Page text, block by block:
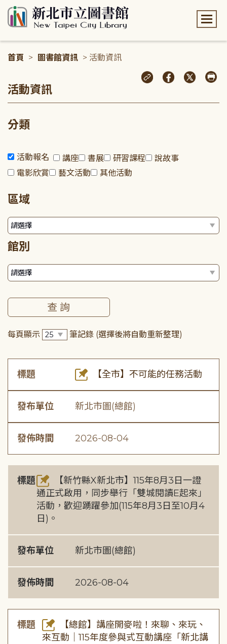
首頁 > 圖書館資訊 > 活動資訊
活動資訊
分類
活動報名 講座 書展 研習課程
說故事
電影欣賞
藝文活動 其他活動
區域
館別
每頁顯示 筆記錄 (選擇後將自動重新整理)
標題 【全市】不可能的任務活動
發布單位 新北市圖(總館)
發佈時間 2026-08-04
標題
【新竹縣X新北市】115年8月3日一證
通正式啟用，同步舉行「雙城閱讀E起來」
活動，歡迎踴躍參加(115年8月3日至10月4
日)。
發布單位 新北市圖(總館)
發佈時間 2026-08-04
標題
【總館】講座開麥啦！來聊、來玩、
來互動｜115年度參與式互動講座「新北講